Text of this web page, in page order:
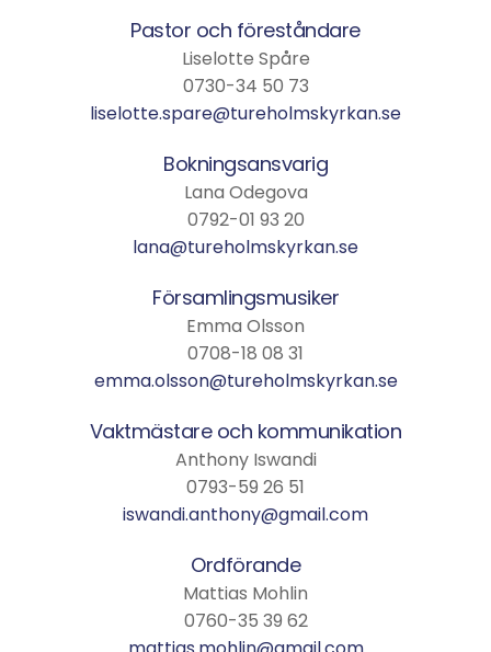
Pastor och föreståndare
Liselotte Spåre
0730-34 50 73
liselotte.spare@tureholmskyrkan.se
Bokningsansvarig
Lana Odegova
0792-01 93 20
lana@tureholmskyrkan.se
Församlingsmusiker
Emma Olsson
0708-18 08 31
emma.olsson@tureholmskyrkan.se
Vaktmästare och kommunikation
Anthony Iswandi
0793-59 26 51
iswandi.anthony@gmail.com
Ordförande
Mattias Mohlin
0760-35 39 62